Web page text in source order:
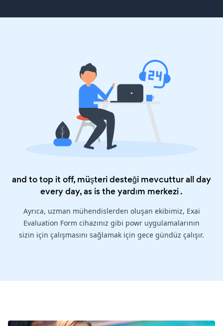
and to top it off, müşteri desteği mevcuttur all day
every day, as is theyardım merkezi.
Ayrıca, uzman mühendislerden oluşan ekibimiz, Exai
Evaluation Form cihazınız gibi powr uygulamalarının
sizin için çalışmasını sağlamak için gece gündüz çalışır.